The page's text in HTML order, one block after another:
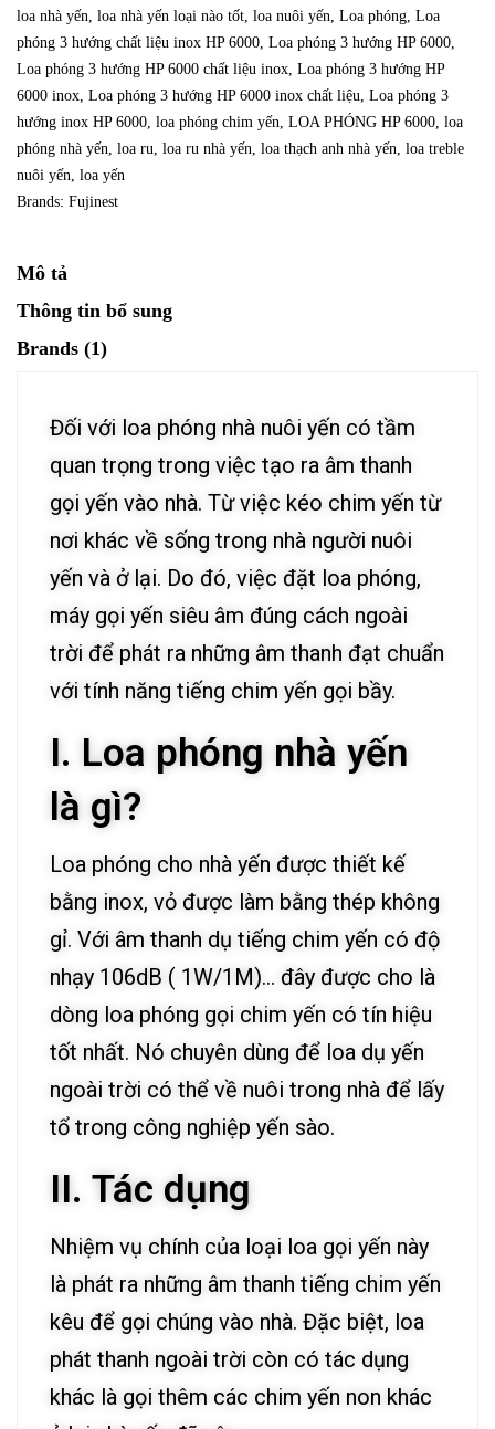
loa nhà yến, loa nhà yến loại nào tốt, loa nuôi yến, Loa phóng, Loa
phóng 3 hướng chất liệu inox HP 6000, Loa phóng 3 hướng HP 6000,
Loa phóng 3 hướng HP 6000 chất liệu inox, Loa phóng 3 hướng HP
6000 inox, Loa phóng 3 hướng HP 6000 inox chất liệu, Loa phóng 3
hướng inox HP 6000, loa phóng chim yến, LOA PHÓNG HP 6000, loa
phóng nhà yến, loa ru, loa ru nhà yến, loa thạch anh nhà yến, loa treble
nuôi yến, loa yến
Brands: Fujinest
Mô tả
Thông tin bổ sung
Brands (1)
Đối với loa phóng nhà nuôi yến có tầm
quan trọng trong việc tạo ra âm thanh
gọi yến vào nhà. Từ việc kéo chim yến từ
nơi khác về sống trong nhà người nuôi
yến và ở lại. Do đó, việc đặt loa phóng,
máy gọi yến siêu âm đúng cách ngoài
trời để phát ra những âm thanh đạt chuẩn
với tính năng tiếng chim yến gọi bầy.
I. Loa phóng nhà yến
là gì?
Loa phóng cho nhà yến được thiết kế
bằng inox, vỏ được làm bằng thép không
gỉ. Với âm thanh dụ tiếng chim yến có độ
nhạy 106dB ( 1W/1M)… đây được cho là
dòng loa phóng gọi chim yến có tín hiệu
tốt nhất. Nó chuyên dùng để loa dụ yến
ngoài trời có thể về nuôi trong nhà để lấy
tổ trong công nghiệp yến sào.
II. Tác dụng
Nhiệm vụ chính của loại loa gọi yến này
là phát ra những âm thanh tiếng chim yến
kêu để gọi chúng vào nhà. Đặc biệt, loa
phát thanh ngoài trời còn có tác dụng
khác là gọi thêm các chim yến non khác